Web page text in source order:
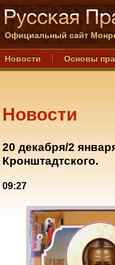
Официальный сайт
Новости Основы
Новости
20 декабря/2
Кронштадтского.
09:27